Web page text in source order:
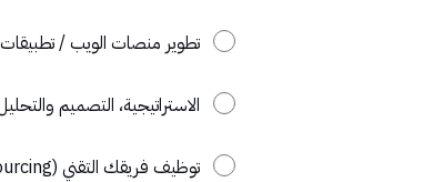
تطوير منصات الويب / تطبيقات
الاستراتيجية، التصميم
توظيف فريقك التقني (Outsourcing)